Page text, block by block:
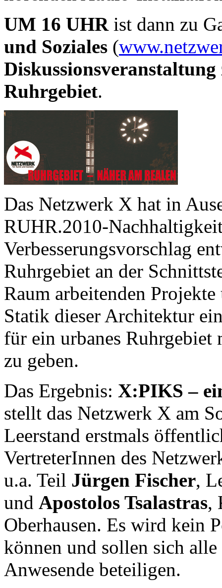
UM 16 UHRist dann zu
und Soziales (
Ruhrgebiet.
Das Netzwerk X hat in
RUHR.2010-
Verbesserungsvorschlag
Ruhrgebiet an der
Raum arbeitenden
Statik dieser Architektur
für ein urbanes
zu geben.
Das Ergebnis: X:PIKS –
stellt das Netzwerk X am
Leerstand erstmals
VertreterInnen des
u.a. Teil Jürgen Fischer,
und Apostolos Tsalastras,
Oberhausen. Es wird kein
können und sollen sich
Anwesende beteiligen.